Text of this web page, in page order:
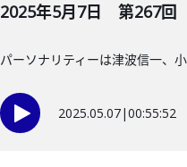
2025年5月7日 第267回
パーソナリティーは津波信一、
2025.05.07|00:55:52